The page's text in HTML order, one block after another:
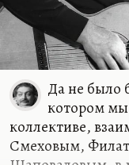
Да не было
котором мы
коллективе,
Смеховым,